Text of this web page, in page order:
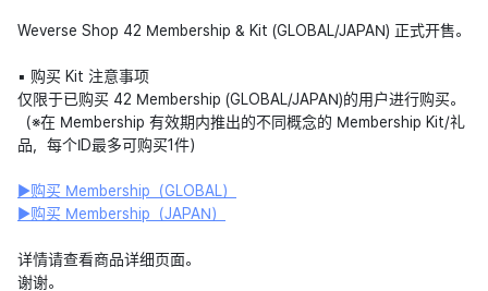
Weverse Shop 42 Membership & Kit (GLOBAL/JAPAN) 正式开售。
▪︎ 购买 Kit 注意事项
仅限于已购买 42 Membership (GLOBAL/JAPAN)的用户进行购买。
（※在 Membership 有效期内推出的不同概念的 Membership Kit/礼
品，每个ID最多可购买1件）
▶购买 Membership（GLOBAL）
▶购买 Membership（JAPAN）
详情请查看商品详细页面。
谢谢。